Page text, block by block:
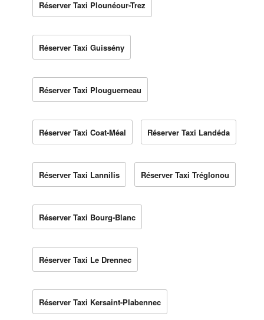
Réserver Taxi Plounéour-Trez
Réserver Taxi Guissény
Réserver Taxi Plouguerneau
Réserver Taxi Coat-Méal Réserver Taxi Landéda
Réserver Taxi Lannilis Réserver Taxi Tréglonou
Réserver Taxi Bourg-Blanc
Réserver Taxi Le Drennec
Réserver Taxi Kersaint-Plabennec